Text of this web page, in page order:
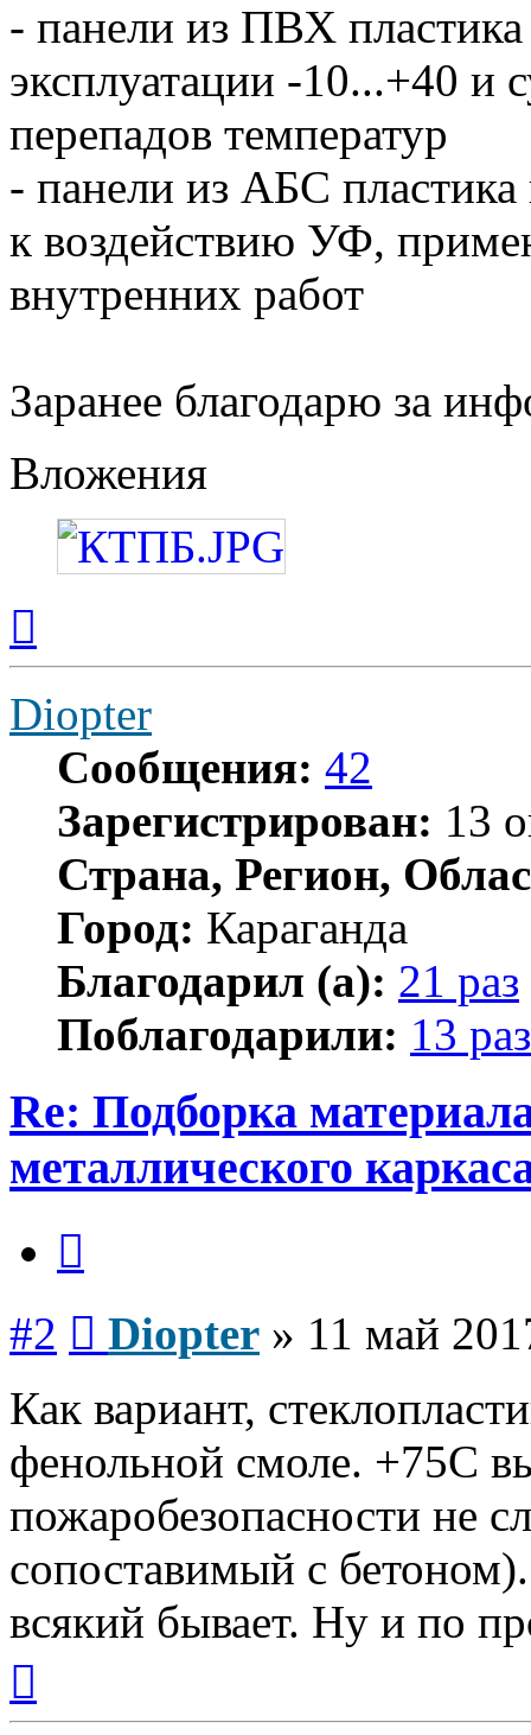
- панели из ПВХ пластика
эксплуатации -10...+40 и
перепадов температур
- панели из АБС пластика
к воздействию УФ,
внутренних работ
Заранее благодарю за
Вложения
началу
Diopter
Сообщения: 42
Зарегистрирован: 13
Страна, Регион,
Город: Караганда
Благодарил (а): 21 раз
Поблагодарили: 13 раз
Re: Подборка
металлического
#2 Diopter » 11 май
Как вариант,
фенольной смоле. +75С
пожаробезопасности не
сопоставимый с
всякий бывает. Ну и по
началу